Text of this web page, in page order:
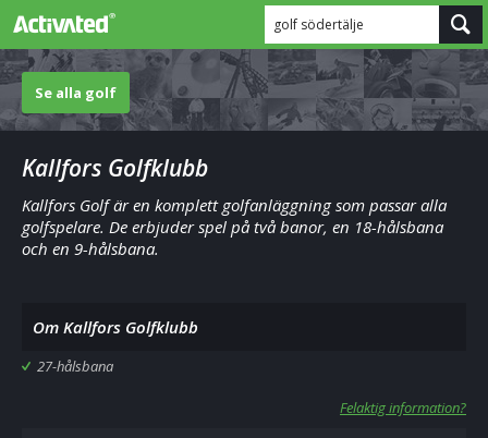
golf södertälje
Se alla golf
Kallfors Golfklubb
Kallfors Golf är en komplett golfanläggning som passar alla
golfspelare. De erbjuder spel på två banor, en 18-hålsbana
och en 9-hålsbana.
Om Kallfors Golfklubb
27-hålsbana
Felaktig information?